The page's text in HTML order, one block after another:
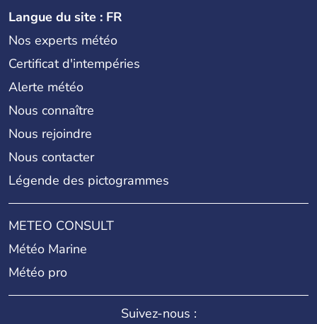
Langue du site : FR
Nos experts météo
Certificat d'intempéries
Alerte météo
Nous connaître
Nous rejoindre
Nous contacter
Légende des pictogrammes
METEO CONSULT
Météo Marine
Météo pro
Suivez-nous :